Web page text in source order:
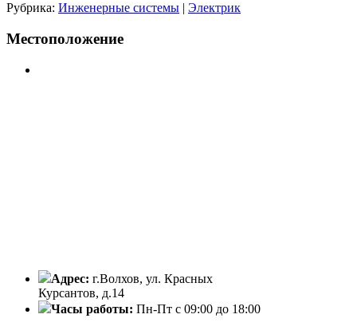
Рубрика: Инженерные системы | Электрик
Местоположение
Адрес: г.Волхов, ул. Красных
Курсантов, д.14
Часы работы: Пн-Пт с 09:00 до 18:00